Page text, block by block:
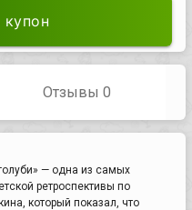
Отзывы 0
— одна из самых
ретроспективы по
который показал, что